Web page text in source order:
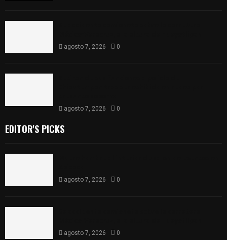
agosto 7, 2026 0
agosto 7, 2026 0
EDITOR'S PICKS
agosto 7, 2026 0
agosto 7, 2026 0